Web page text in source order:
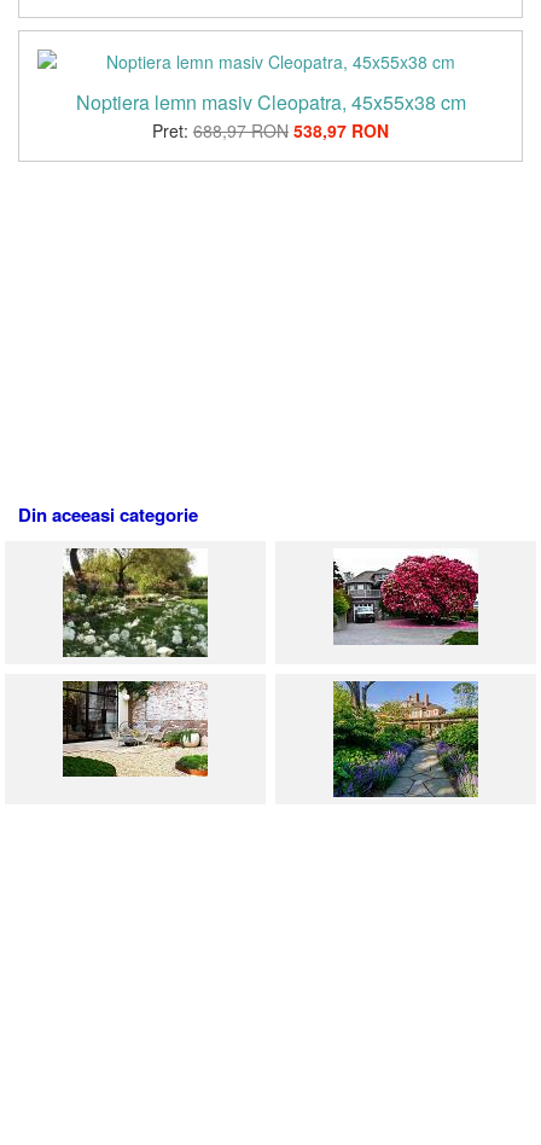
Noptiera lemn masiv Cleopatra, 45x55x38 cm
Pret: 688,97 RON 538,97 RON
Din aceeasi categorie